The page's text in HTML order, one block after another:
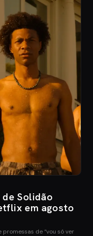
de Solidão
em agosto
de “vou só ver